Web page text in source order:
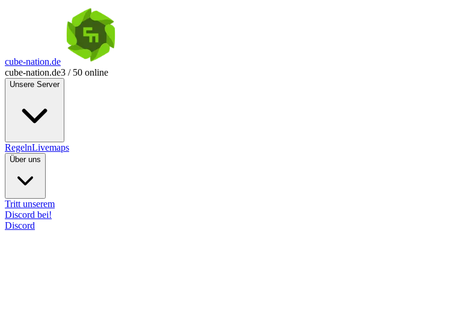
cube-nation.de
cube-nation.de3 / 50 online
Unsere Server
RegelnLivemaps
Über uns
Tritt unserem
Discord bei!
Discord